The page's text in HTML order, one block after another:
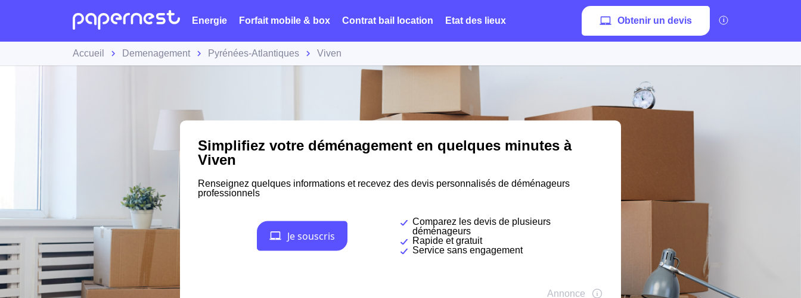
Energie Forfait mobile & box Contrat bail location Etat des lieux Obtenir un devis
Accueil Demenagement Pyrénées-Atlantiques Viven